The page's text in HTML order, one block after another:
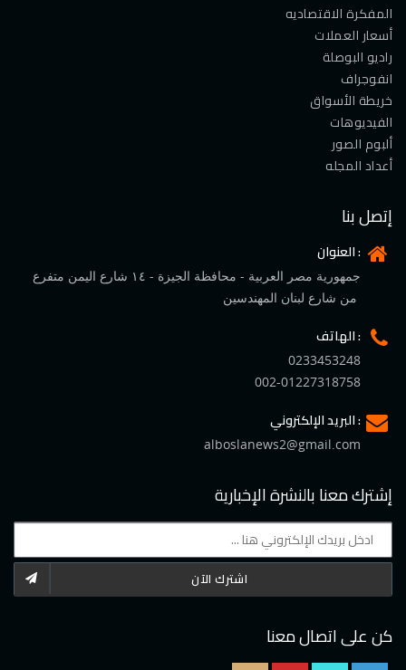
المفكرة الاقتصاديه
أسعار العملات
راديو البوصلة
انفوجراف
خريطة الأسواق
الفيديوهات
ألبوم الصور
أعداد المجله
إتصل بنا
العنوان :
جمهورية مصر العربية - محافظة الجيزة - ١٤ شارع اليمن متفرع
الهاتف :
0233453248
002-01227318758
البريد الإلكتروني :
alboslanews2@gmail.com
إشترك معنا بالنشرة الإخبارية
اشترك الآن
كن على اتصال معنا